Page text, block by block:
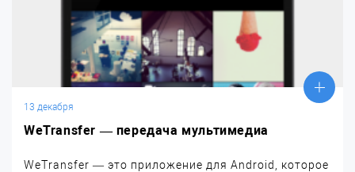
13 декабря
WeTransfer — передача мультимедиа
WeTransfer — это приложение для Android, которое